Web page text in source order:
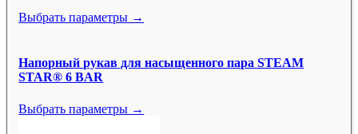
Выбрать параметры →
Напорный рукав для насыщенного пара STEAM
STAR® 6 BAR
Выбрать параметры →